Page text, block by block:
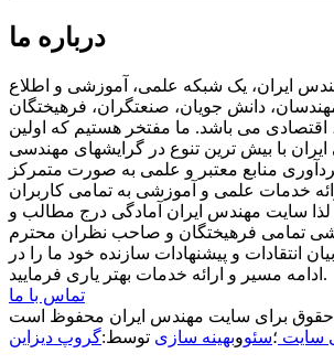
درباره ما
ایران، یک شبکه علمی، آموزشی و اطلاع
دانش جویان، صنعتگران، فرهیختگان
اقتصادی می باشد. ما مفتخر هستیم که اولین
با بیش ترین تنوع در گرایشهای مهندسی
منابع معتبر و علمی به صورت متمرکز
خدمات علمی و آموزشی به تمامی کاربران
سایت مهندس ایران آمادگی درج مطالب و
تمامی فرهیختگان و صاحب نظران محترم
انتقادات و پیشنهادات سازنده خود ما را در
ادامه مسیر و ارائه خدمات بهتر یاری فرمایید.
تماس با ما
حقوق برای سایت مهندس ایران محفوظ است
سایت ؛سئووبهینه سازی توسط:گروپ دیزاین